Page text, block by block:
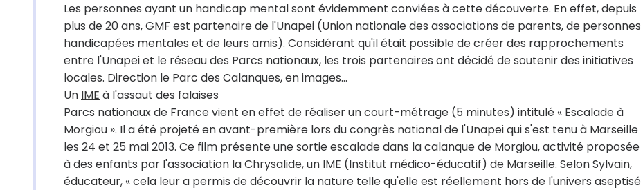
Les personnes ayant un handicap mental sont évidemment conviées à cette découverte. En effet, depuis
plus de 20 ans, GMF est partenaire de l'Unapei (Union nationale des associations de parents, de personnes
handicapées mentales et de leurs amis). Considérant qu'il était possible de créer des rapprochements
entre l'Unapei et le réseau des Parcs nationaux, les trois partenaires ont décidé de soutenir des initiatives
locales. Direction le Parc des Calanques, en images...
Un IME à l'assaut des falaises
Parcs nationaux de France vient en effet de réaliser un court-métrage (5 minutes) intitulé « Escalade à
Morgiou ». Il a été projeté en avant-première lors du congrès national de l'Unapei qui s'est tenu à Marseille
les 24 et 25 mai 2013. Ce film présente une sortie escalade dans la calanque de Morgiou, activité proposée
à des enfants par l'association la Chrysalide, un IME (Institut médico-éducatif) de Marseille. Selon Sylvain,
éducateur, « cela leur a permis de découvrir la nature telle qu'elle est réellement hors de l'univers aseptisé